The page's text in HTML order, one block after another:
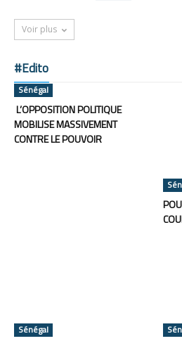
Voir plus
#Edito
Sénégal
L’OPPOSITION POLITIQUE
MOBILISE MASSIVEMENT
CONTRE LE POUVOIR
Sénégal